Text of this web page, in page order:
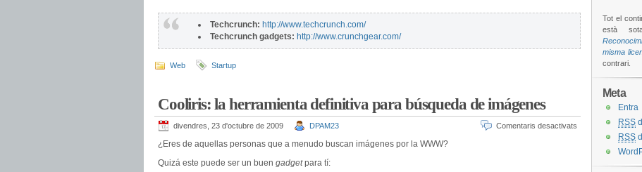
Techcrunch: http://www.techcrunch.com/
Techcrunch gadgets: http://www.crunchgear.com/
Web Startup
Cooliris: la herramienta definitiva para búsqueda de imágenes
divendres, 23 d'octubre de 2009 DPAM23 Comentaris desactivats
¿Eres de aquellas personas que a menudo buscan imágenes por la WWW?
Quizá este puede ser un buen gadgetpara tí:
Tot el
està
misma
contrari.
Meta
Entra
RSS
RSS